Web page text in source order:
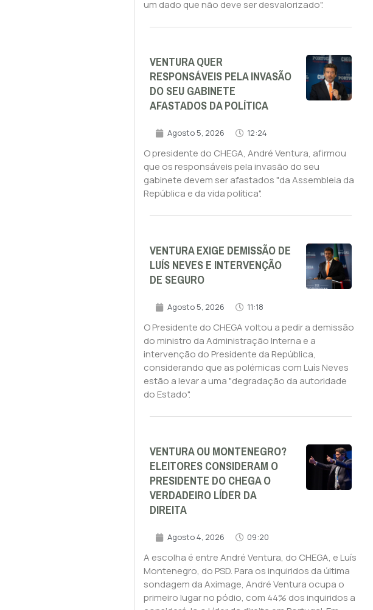
um dado que não deve ser desvalorizado".
VENTURA QUER
RESPONSÁVEIS PELA INVASÃO
DO SEU GABINETE
AFASTADOS DA POLÍTICA
Agosto 5, 2026 12:24
O presidente do CHEGA, André Ventura, afirmou
que os responsáveis pela invasão do seu
gabinete devem ser afastados "da Assembleia da
República e da vida política".
VENTURA EXIGE DEMISSÃO DE
LUÍS NEVES E INTERVENÇÃO
DE SEGURO
Agosto 5, 2026 11:18
O Presidente do CHEGA voltou a pedir a demissão
do ministro da Administração Interna e a
intervenção do Presidente da República,
considerando que as polémicas com Luís Neves
estão a levar a uma "degradação da autoridade
do Estado".
VENTURA OU MONTENEGRO?
ELEITORES CONSIDERAM O
PRESIDENTE DO CHEGA O
VERDADEIRO LÍDER DA
DIREITA
Agosto 4, 2026 09:20
A escolha é entre André Ventura, do CHEGA, e Luís
Montenegro, do PSD. Para os inquiridos da última
sondagem da Aximage, André Ventura ocupa o
primeiro lugar no pódio, com 44% dos inquiridos a